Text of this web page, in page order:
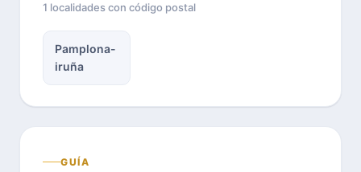
1 localidades con código postal
Pamplona-
iruña
GUÍA